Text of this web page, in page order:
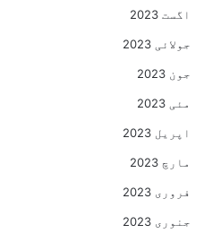
اگست 2023
جولائی 2023
جون 2023
مئی 2023
اپریل 2023
مارچ 2023
فروری 2023
جنوری 2023